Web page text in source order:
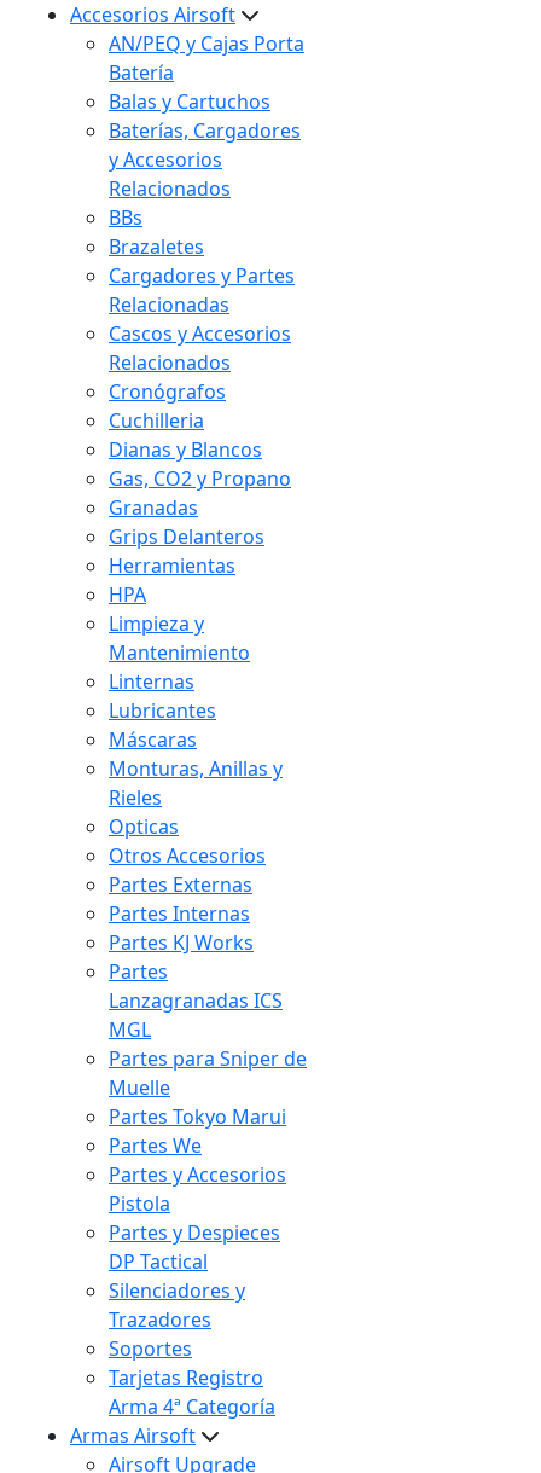
Accesorios Airsoft
AN/PEQ y Cajas Porta
Batería
Balas y Cartuchos
Baterías, Cargadores
y Accesorios
Relacionados
BBs
Brazaletes
Cargadores y Partes
Relacionadas
Cascos y Accesorios
Relacionados
Cronógrafos
Cuchilleria
Dianas y Blancos
Gas, CO2 y Propano
Granadas
Grips Delanteros
Herramientas
HPA
Limpieza y
Mantenimiento
Linternas
Lubricantes
Máscaras
Monturas, Anillas y
Rieles
Opticas
Otros Accesorios
Partes Externas
Partes Internas
Partes KJ Works
Partes
Lanzagranadas ICS
MGL
Partes para Sniper de
Muelle
Partes Tokyo Marui
Partes We
Partes y Accesorios
Pistola
Partes y Despieces
DP Tactical
Silenciadores y
Trazadores
Soportes
Tarjetas Registro
Arma 4ª Categoría
Armas Airsoft
Airsoft Upgrade